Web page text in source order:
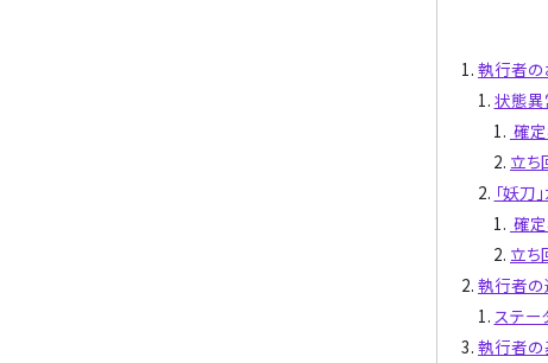
執行者
状態
確
立ち
「妖刀
確
立ち
執行者
ステー
執行者